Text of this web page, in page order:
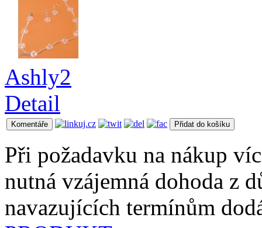
Ashly2
Detail
Při požadavku na nákup
nutná vzájemná dohoda z
navazujících termínům